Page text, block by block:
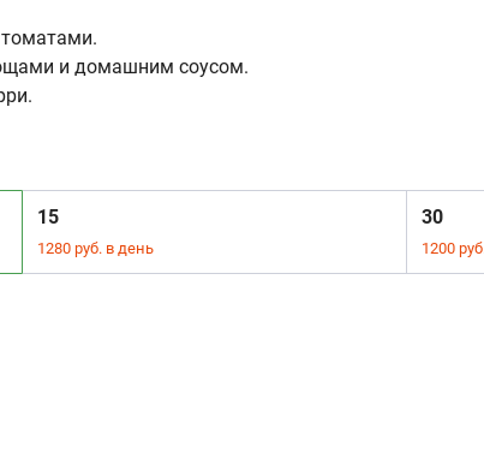
томатами.
и домашним соусом.
15
1280 руб. в день
30
1200